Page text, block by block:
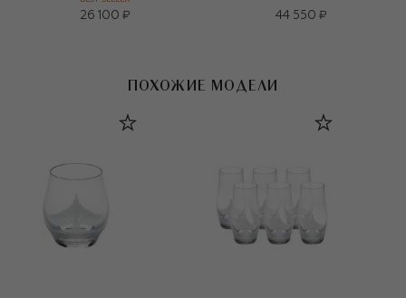
26 100 ₽ 44 550 ₽
ПОХОЖИЕ МОДЕЛИ